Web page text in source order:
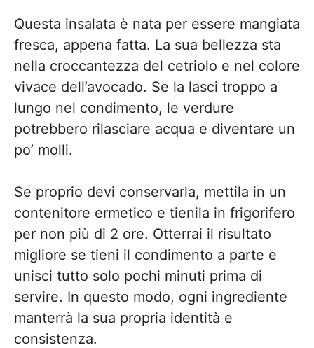
Questa insalata è nata per essere mangiata
fresca, appena fatta. La sua bellezza sta
nella croccantezza del cetriolo e nel colore
vivace dell’avocado. Se la lasci troppo a
lungo nel condimento, le verdure
potrebbero rilasciare acqua e diventare un
po’ molli.
Se proprio devi conservarla, mettila in un
contenitore ermetico e tienila in frigorifero
per non più di 2 ore. Otterrai il risultato
migliore se tieni il condimento a parte e
unisci tutto solo pochi minuti prima di
servire. In questo modo, ogni ingrediente
manterrà la sua propria identità e
consistenza.